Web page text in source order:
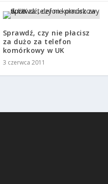
Sprawdź, czy nie płacisz
za dużo za telefon
komórkowy w UK
3 czerwca 2011